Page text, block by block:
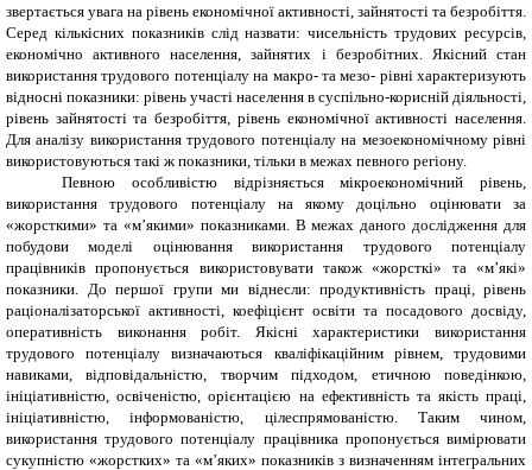
звертається увага на рівень економічної активності, зайнятості та безробіття.
Серед кількісних показників слід назвати: чисельність трудових ресурсів,
економічно активного населення, зайнятих і безробітних. Якісний стан
використання трудового потенціалу на макро- та мезо- рівні характеризують
відносні показники: рівень участі населення в суспільно-корисній діяльності,
рівень зайнятості та безробіття, рівень економічної активності населення.
Для аналізу використання трудового потенціалу на мезоекономічному рівні
використовуються такі ж показники, тільки в межах певного регіону.
Певною особливістю відрізняється мікроекономічний рівень,
використання трудового потенціалу на якому доцільно оцінювати за
«жорсткими» та «м’якими» показниками. В межах даного дослідження для
побудови моделі оцінювання використання трудового потенціалу
працівників пропонується використовувати також «жорсткі» та «м’які»
показники. До першої групи ми віднесли: продуктивність праці, рівень
раціоналізаторської активності, коефіцієнт освіти та посадового досвіду,
оперативність виконання робіт. Якісні характеристики використання
трудового потенціалу визначаються кваліфікаційним рівнем, трудовими
навиками, відповідальністю, творчим підходом, етичною поведінкою,
ініціативністю,освіченістю,орієнтацією на ефективність та якість праці,
ініціативністю, інформованістю, цілеспрямованістю. Таким чином,
використання трудового потенціалу працівника пропонується вимірювати
сукупністю «жорстких» та «м’яких» показників з визначенням інтегральних